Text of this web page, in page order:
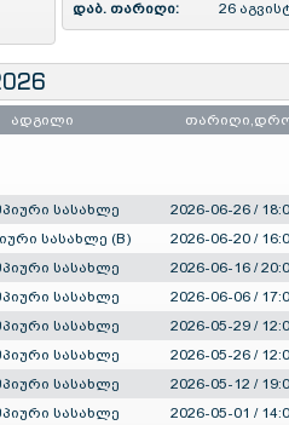
დაბ. თარიღი:
26
ადგილი
სასახლე
2026-06-26 /
სასახლე (B)
2026-06-20 /
სასახლე
2026-06-16 /
სასახლე
2026-06-06 /
სასახლე
2026-05-29 /
სასახლე
2026-05-26 /
სასახლე
2026-05-12 /
სასახლე
2026-05-01 /